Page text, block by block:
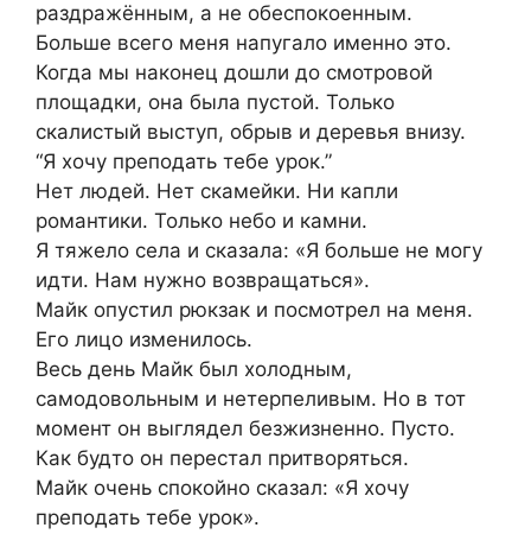
раздражённым, а не обеспокоенным.
Больше всего меня напугало именно это.
Когда мы наконец дошли до смотровой
площадки, она была пустой. Только
скалистый выступ, обрыв и деревья внизу.
“Я хочу преподать тебе урок.”
Нет людей. Нет скамейки. Ни капли
романтики. Только небо и камни.
Я тяжело села и сказала: «Я больше не могу
идти. Нам нужно возвращаться».
Майк опустил рюкзак и посмотрел на меня.
Его лицо изменилось.
Весь день Майк был холодным,
самодовольным и нетерпеливым. Но в тот
момент он выглядел безжизненно. Пусто.
Как будто он перестал притворяться.
Майк очень спокойно сказал: «Я хочу
преподать тебе урок».